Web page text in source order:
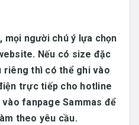
mọi người chú ý lựa chọn
Nếu có size đặc
riêng thì có thể ghi vào
trực tiếp cho hotline
fanpage Sammas để
theo yêu cầu.